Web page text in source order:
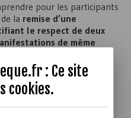
pour les participants
la remise d’une
le respect de deux
de même
d’avoir leur
dans la commune où
: Ce site
cookies.